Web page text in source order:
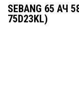
SEBANG 65 АЧ
75D23KL)